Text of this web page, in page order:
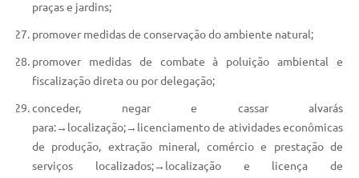
praças e jardins;
promover medidas de conservação do ambiente natural;
promover medidas de combate à poluição ambiental e
fiscalização direta ou por delegação;
conceder, negar e cassar alvarás
para:→localização;→licenciamento de atividades econômicas
de produção, extração mineral, comércio e prestação de
serviços localizados;→localização e licença de